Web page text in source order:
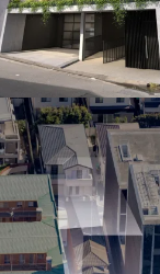
public
to the UNSW
bus stops
located within
Suburbs
CBD and Sydney
by an
including
premium golf
in